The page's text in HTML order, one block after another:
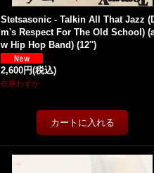
Stetsasonic - Talkin All That Jazz
m's Respect For The Old School)
w Hip Hop Band) (12'')
2,600円(税込)
在庫わずか